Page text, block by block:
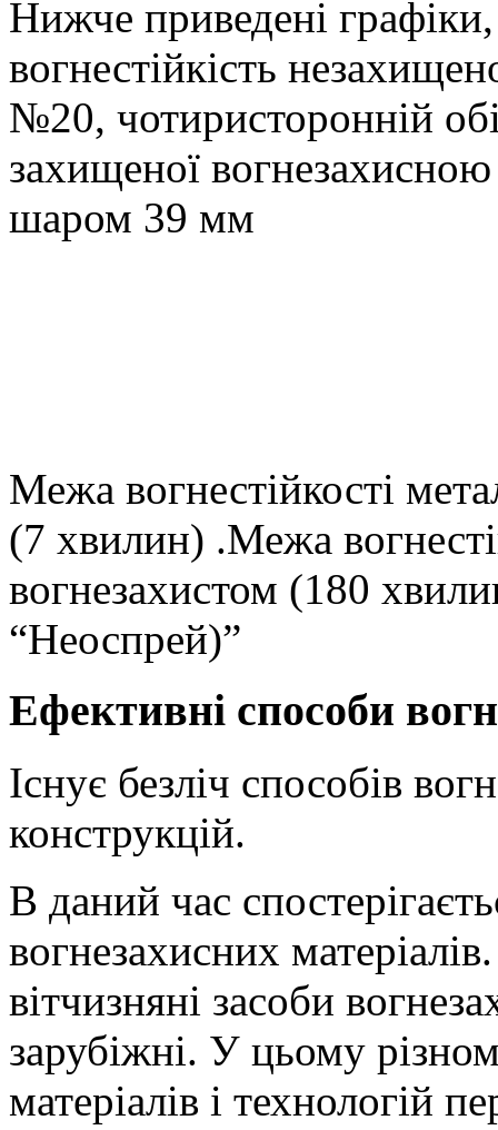
Нижче приведені графіки,
вогнестійкість
№20, чотиристоронній
захищеної
шаром 39 мм
Межа вогнестійкості
(7 хвилин) .Межа
вогнезахистом (180
“Неоспрей)”
Ефективні способи
Існує безліч способів
конструкцій.
В даний час
вогнезахисних
вітчизняні засоби
зарубіжні. У цьому
матеріалів і технологій